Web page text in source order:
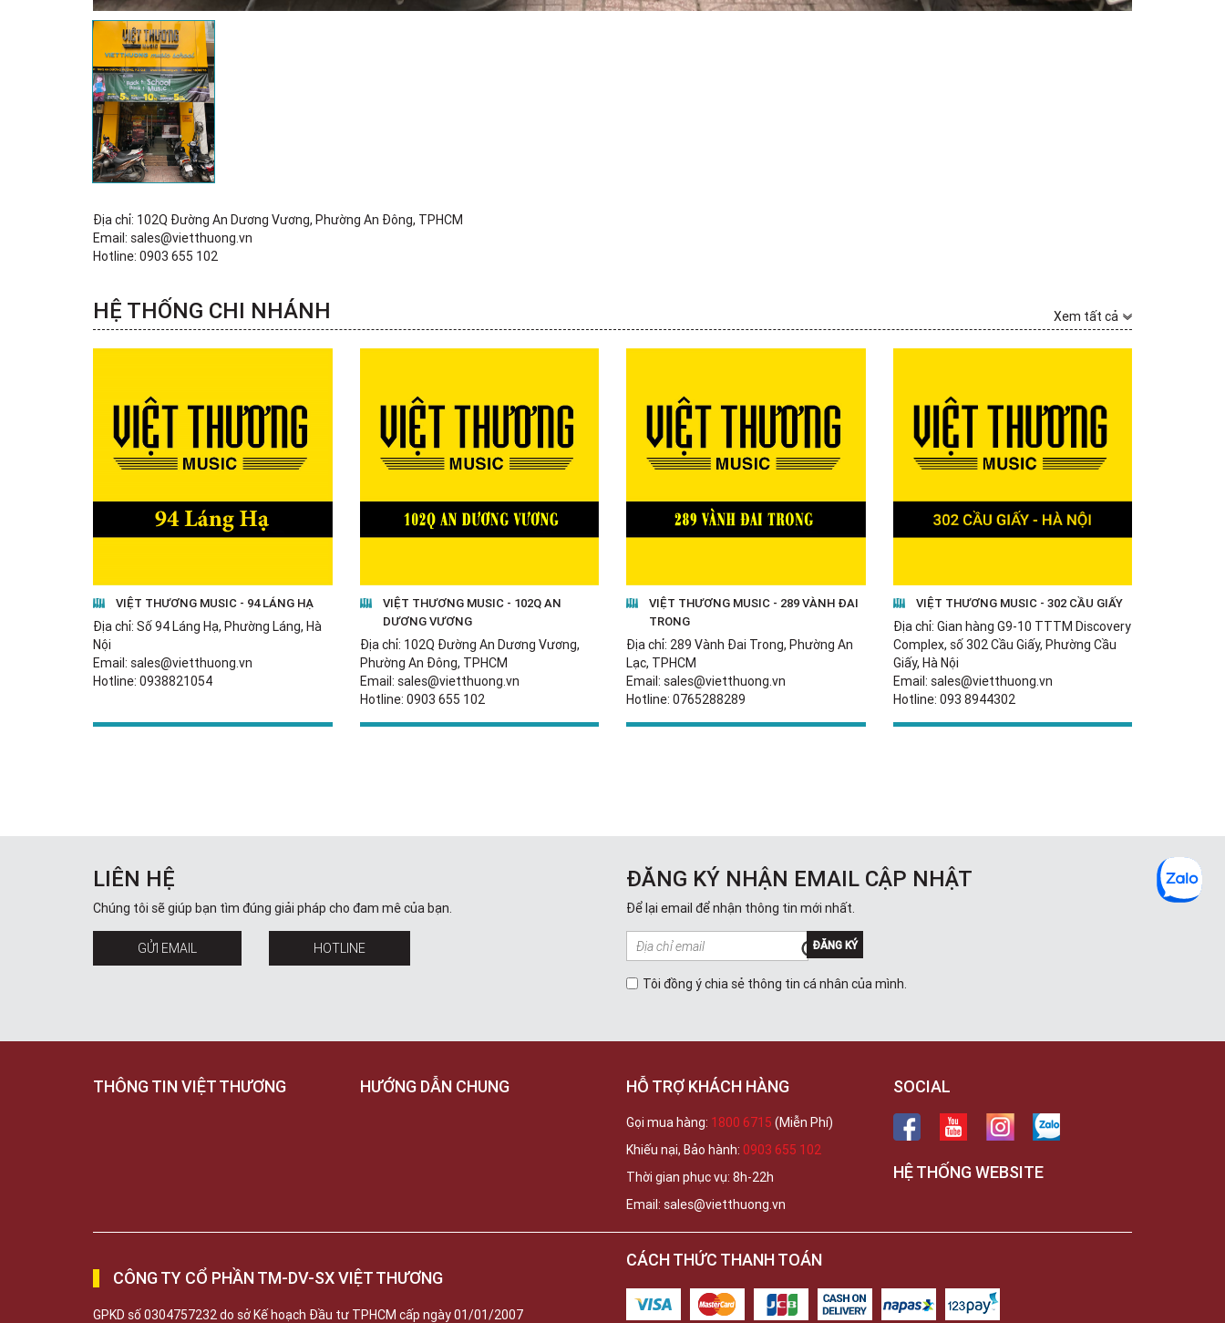
Địa chỉ: 102Q Đường An Dương Vương, Phường An Đông, TPHCM
Email: sales@vietthuong.vn
Hotline: 0903 655 102
HỆ THỐNG CHI NHÁNH Xem tất cả
VIỆT THƯƠNG MUSIC - 94 LÁNG HẠ
Địa chỉ: Số 94 Láng Hạ, Phường Láng, Hà
Nội
Email: sales@vietthuong.vn
Hotline: 0938821054
VIỆT THƯƠNG MUSIC - 102Q AN
DƯƠNG VƯƠNG
Địa chỉ: 102Q Đường An Dương Vương,
Phường An Đông, TPHCM
Email: sales@vietthuong.vn
Hotline: 0903 655 102
VIỆT THƯƠNG MUSIC - 289 VÀNH ĐAI
TRONG
Địa chỉ: 289 Vành Đai Trong, Phường An
Lạc, TPHCM
Email: sales@vietthuong.vn
Hotline: 0765288289
VIỆT THƯƠNG MUSIC - 302 CẦU GIẤY
Địa chỉ: Gian hàng G9-10 TTTM Discovery
Complex, số 302 Cầu Giấy, Phường Cầu
Giấy, Hà Nội
Email: sales@vietthuong.vn
Hotline: 093 8944302
LIÊN HỆ
Chúng tôi sẽ giúp bạn tìm đúng giải pháp cho đam mê của bạn.
GỬI EMAIL HOTLINE
ĐĂNG KÝ NHẬN EMAIL CẬP NHẬT
Để lại email để nhận thông tin mới nhất.
ĐĂNG KÝ
Tôi đồng ý chia sẻ thông tin cá nhân của mình.
THÔNG TIN VIỆT THƯƠNG HƯỚNG DẪN CHUNG HỖ TRỢ KHÁCH HÀNG
Gọi mua hàng: 1800 6715 (Miễn Phí)
Khiếu nại, Bảo hành: 0903 655 102
Thời gian phục vụ: 8h-22h
Email: sales@vietthuong.vn
SOCIAL
HỆ THỐNG WEBSITE
CÔNG TY CỔ PHẦN TM-DV-SX VIỆT THƯƠNG
GPKD số 0304757232 do sở Kế hoạch Đầu tư TPHCM cấp ngày 01/01/2007
CÁCH THỨC THANH TOÁN